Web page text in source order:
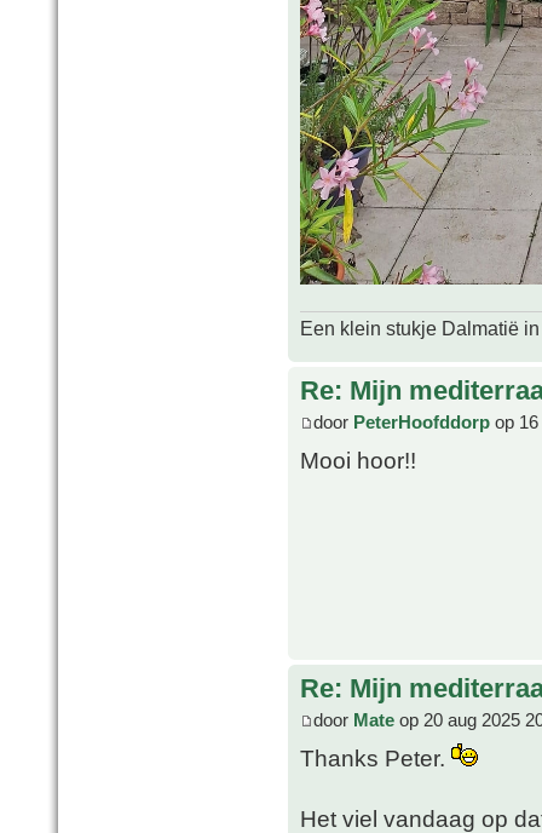
Een klein stukje Dalmatië
Re: Mijn
door PeterHoofddorp op
Mooi hoor!!
Re: Mijn
door Mate op 20 aug 2025
Thanks Peter.
Het viel vandaag op